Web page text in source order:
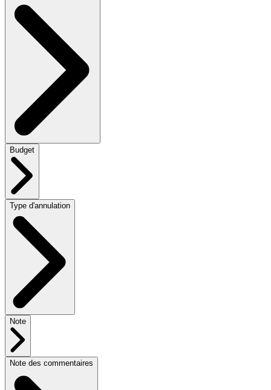
Budget
Type d'annulation
Note
Note des commentaires